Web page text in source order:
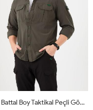
İSSİ Battal Boy Taktikal Peçli Gömlek Haki